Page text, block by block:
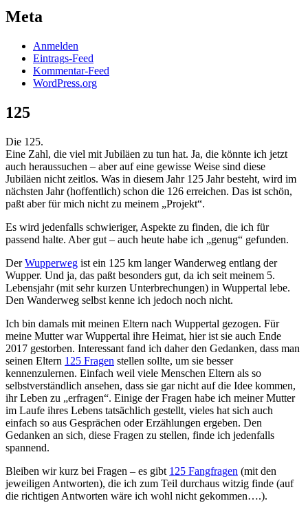
Meta
Anmelden
Eintrags-Feed
Kommentar-Feed
WordPress.org
125
Die 125.
Eine Zahl, die viel mit Jubiläen zu tun hat. Ja, die könnte ich jetzt
auch heraussuchen – aber auf eine gewisse Weise sind diese
Jubiläen nicht zeitlos. Was in diesem Jahr 125 Jahr besteht, wird im
nächsten Jahr (hoffentlich) schon die 126 erreichen. Das ist schön,
paßt aber für mich nicht zu meinem „Projekt“.
Es wird jedenfalls schwieriger, Aspekte zu finden, die ich für
passend halte. Aber gut – auch heute habe ich „genug“ gefunden.
DerWupperweg ist ein 125 km langer Wanderweg entlang der
Wupper. Und ja, das paßt besonders gut, da ich seit meinem 5.
Lebensjahr (mit sehr kurzen Unterbrechungen) in Wuppertal lebe.
Den Wanderweg selbst kenne ich jedoch noch nicht.
Ich bin damals mit meinen Eltern nach Wuppertal gezogen. Für
meine Mutter war Wuppertal ihre Heimat, hier ist sie auch Ende
2017 gestorben. Interessant fand ich daher den Gedanken, dass man
seinen Eltern 125 Fragen stellen sollte, um sie besser
kennenzulernen. Einfach weil viele Menschen Eltern als so
selbstverständlich ansehen, dass sie gar nicht auf die Idee kommen,
ihr Leben zu „erfragen“. Einige der Fragen habe ich meiner Mutter
im Laufe ihres Lebens tatsächlich gestellt, vieles hat sich auch
einfach so aus Gesprächen oder Erzählungen ergeben. Den
Gedanken an sich, diese Fragen zu stellen, finde ich jedenfalls
spannend.
Bleiben wir kurz bei Fragen – es gibt 125 Fangfragen (mit den
jeweiligen Antworten), die ich zum Teil durchaus witzig finde (auf
die richtigen Antworten wäre ich wohl nicht gekommen….).